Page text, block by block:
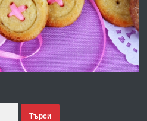
преди 3 дни
Магазин/Офис под наем в кв.
Търси